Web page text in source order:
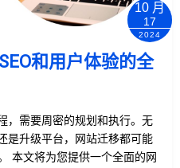
10 月
17
2024
和用户体验的全
，需要周密的规划和执行。无
是升级平台，网站迁移都可能
本文将为您提供一个全面的网